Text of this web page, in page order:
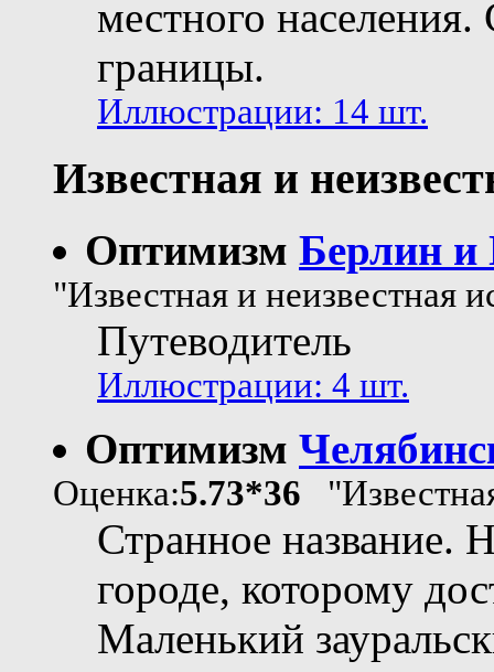
местного
границы.
Иллюстрации: 14 шт.
Известная и
Оптимизм Берлин и
"Известная и неизвестная
Путеводитель
Иллюстрации: 4 шт.
Оптимизм
Оценка:5.73*36
Странное название.
городе, которому
Маленький